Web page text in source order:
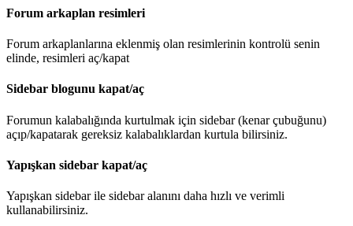
Forum arkaplan resimleri
Forum arkaplanlarına eklenmiş olan resimlerinin kontrolü senin
elinde, resimleri aç/kapat
Sidebar blogunu kapat/aç
Forumun kalabalığında kurtulmak için sidebar (kenar çubuğunu)
açıp/kapatarak gereksiz kalabalıklardan kurtula bilirsiniz.
Yapışkan sidebar kapat/aç
Yapışkan sidebar ile sidebar alanını daha hızlı ve verimli
kullanabilirsiniz.